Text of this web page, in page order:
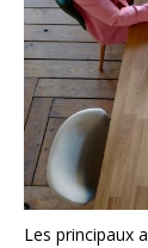
Les principaux